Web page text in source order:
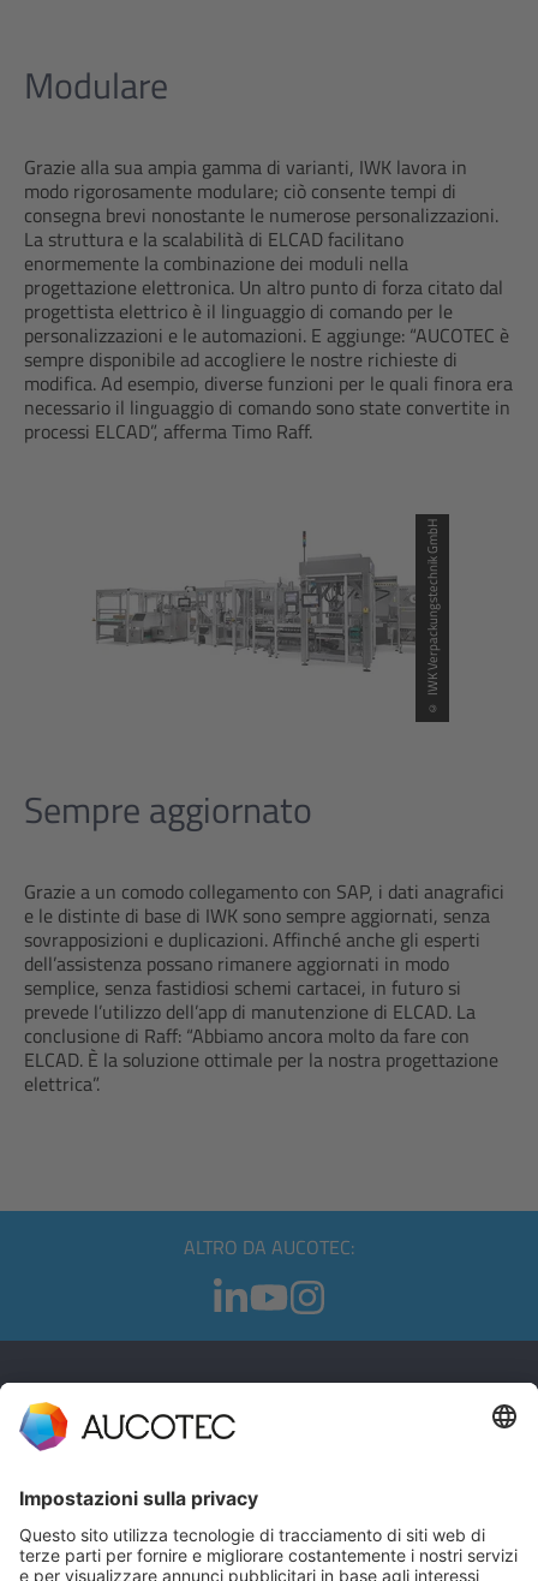
Modulare
Grazie alla sua ampia gamma di varianti, IWK lavora in
modo rigorosamente modulare; ciò consente tempi di
consegna brevi nonostante le numerose personalizzazioni.
La struttura e la scalabilità di ELCAD facilitano
enormemente la combinazione dei moduli nella
progettazione elettronica. Un altro punto di forza citato dal
progettista elettrico è il linguaggio di comando per le
personalizzazioni e le automazioni. E aggiunge: “AUCOTEC è
sempre disponibile ad accogliere le nostre richieste di
modifica. Ad esempio, diverse funzioni per le quali finora era
necessario il linguaggio di comando sono state convertite in
processi ELCAD”, afferma Timo Raff.
© IWK Verpackungstechnik GmbH
Sempre aggiornato
Grazie a un comodo collegamento con SAP, i dati anagrafici
e le distinte di base di IWK sono sempre aggiornati, senza
sovrapposizioni e duplicazioni. Affinché anche gli esperti
dell’assistenza possano rimanere aggiornati in modo
semplice, senza fastidiosi schemi cartacei, in futuro si
prevede l’utilizzo dell’app di manutenzione di ELCAD. La
conclusione di Raff: “Abbiamo ancora molto da fare con
ELCAD. È la soluzione ottimale per la nostra progettazione
elettrica”.
ALTRO DA AUCOTEC:
CONTATTI
Telefono +49 511 6103 0